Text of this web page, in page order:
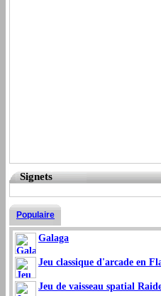
Signets
Populaire
Galaga
Jeu classique d'arcade en
Jeu de vaisseau spatial